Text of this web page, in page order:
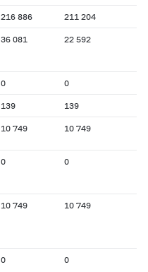
216 886 211 204
36 081 22 592
0 0
139 139
10 749 10 749
0 0
10 749 10 749
0 0